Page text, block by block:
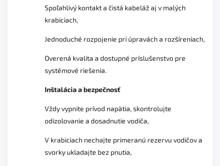
Spoľahlivý kontakt a čistá kabeláž aj v malých
krabiciach,
Jednoduché rozpojenie pri úpravách a rozšíreniach,
Overená kvalita a dostupné príslušenstvo pre
systémové riešenia.
Inštalácia a bezpečnosť
Vždy vypnite prívod napätia, skontrolujte
odizolovanie a dosadnutie vodiča,
V krabiciach nechajte primeranú rezervu vodičov a
svorky ukladajte bez pnutia,